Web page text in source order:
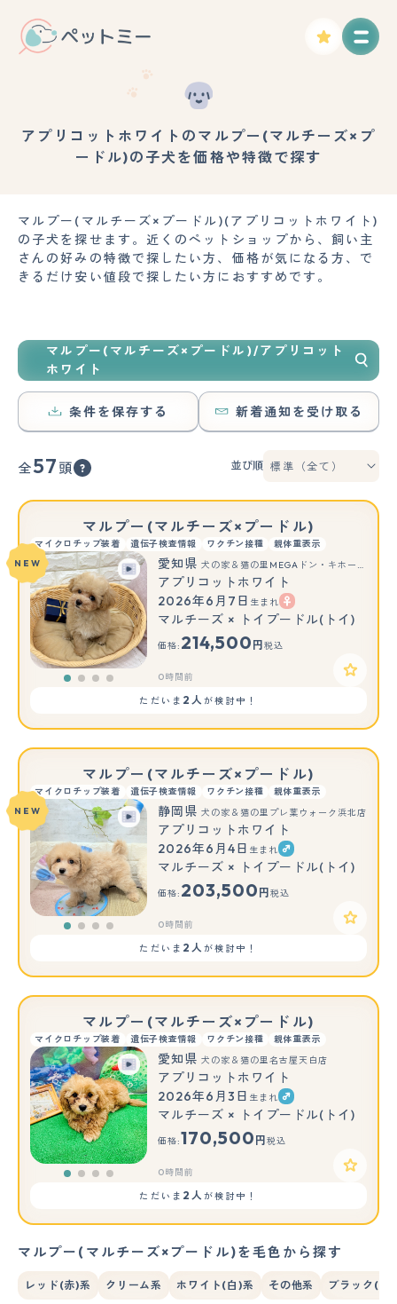
アプリコットホワイトのマルプー(マルチーズ×プ
ードル)の子犬を価格や特徴で探す
マルプー(マルチーズ×プードル)(アプリコットホワイト)
の子犬を探せます。近くのペットショップから、飼い主
さんの好みの特徴で探したい方、価格が気になる方、で
きるだけ安い値段で探したい方におすすめです。
マルプー(マルチーズ×プードル)/アプリコット
ホワイト
条件を保存する 新着通知を受け取る
全57 頭 並び順
マルプー(マルチーズ×プードル)
マイクロチップ装着 遺伝子検査情報 ワクチン接種
親体重表示
NEW
愛知県 犬の家＆猫の里MEGAドン・キホーテ東海名和店
アプリコットホワイト
2026年6月7日 生まれ
マルチーズ × トイプードル(トイ)
価格: 214,500 円 税込
0時間前
ただいま 2人が検討中！
マルプー(マルチーズ×プードル)
マイクロチップ装着 遺伝子検査情報 ワクチン接種
親体重表示
NEW
静岡県 犬の家＆猫の里プレ葉ウォーク浜北店
アプリコットホワイト
2026年6月4日 生まれ
マルチーズ × トイプードル(トイ)
価格: 203,500 円 税込
0時間前
ただいま 2人が検討中！
マルプー(マルチーズ×プードル)
マイクロチップ装着 遺伝子検査情報 ワクチン接種 親体重表示
愛知県 犬の家＆猫の里名古屋天白店
アプリコットホワイト
2026年6月3日 生まれ
マルチーズ × トイプードル(トイ)
価格:170,500 円 税込
0時間前
ただいま 2人が検討中！
マルプー(マルチーズ×プードル)を毛色から探す
レッド(赤)系 クリーム系 ホワイト(白)系 その他系 ブラック(黒)